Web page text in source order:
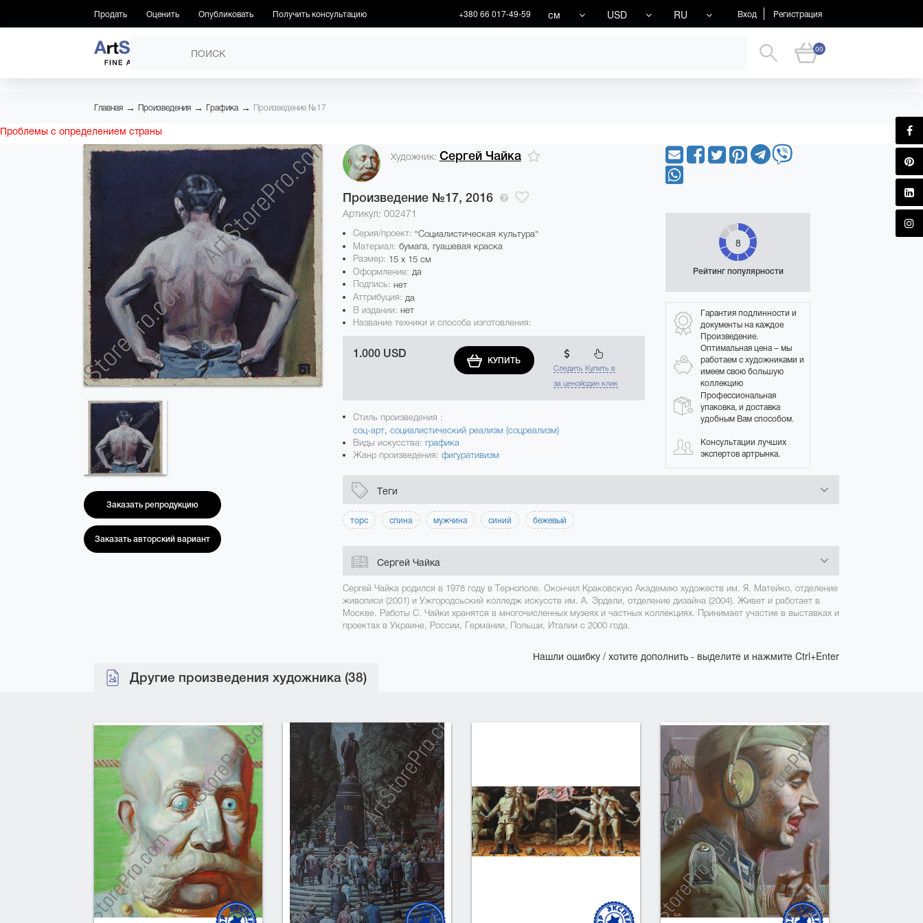
Продать Оценить Опубликовать Получить консультацию Вход Регистрация
+380 66 017-49-59 см USD RU
00
ПРОИЗВЕДЕНИЯ
Главная → Произведения → Графика → Произведение №17
Проблемы с определением страны
Заказать репродукцию
Заказать авторский вариант
Художник: Сергей Чайка
Произведение №17, 2016
Артикул: 002471
Серия/проект: "Социалистическая культура"
Материал: бумага, гуашевая краска
Размер: 15 x 15 см
Оформление: да
Подпись: нет
Аттрибуция: да
В издании: нет
Название техники и способа изготовления:
1.000 USD
КУПИТЬ
Следить
за ценой
Купить в
один клик
Стиль произведения :
соц-арт, социалистический реализм (соцреализм)
Виды искусства: графика
Жанр произведения: фигуративизм
8
Рейтинг популярности
Гарантия подлинности и
документы на каждое
Произведение.
Оптимальная цена – мы
работаем с художниками и
имеем свою большую
коллекцию
Профессиональная
упаковка, и доставка
удобным Вам способом.
Консультации лучших
экспертов артрынка.
Теги
торс спина мужчина синий бежевый
Сергей Чайка
Сергей Чайка родился в 1978 году в Тернополе. Окончил Краковскую Академию художеств им. Я. Матейко, отделение
живописи (2001) и Ужгородсьский колледж искусств им. А. Эрдели, отделение дизайна (2004). Живет и работает в
Москве. Работы С. Чайки хранятся в многочисленных музеях и частных коллекциях. Принимает участие в выставках и
проектах в Украине, России, Германии, Польши, Италии с 2000 года.
Нашли ошибку / хотите дополнить - выделите и нажмите Ctrl+Enter
Другие произведения художника (38)